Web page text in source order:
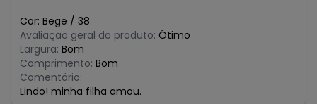
Cor: Bege / 38
Avaliação geral do produto: Ótimo
Largura: Bom
Comprimento: Bom
Comentário:
Lindo! minha filha amou.